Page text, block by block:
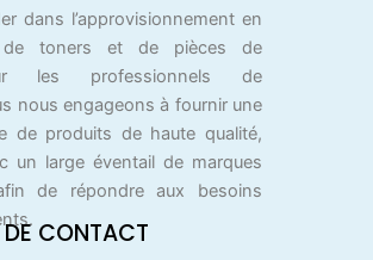
dans l’approvisionnement en
de toners et de pièces de
les professionnels de
nous engageons à fournir une
de produits de haute qualité,
un large éventail de marques
de répondre aux besoins
DE CONTACT